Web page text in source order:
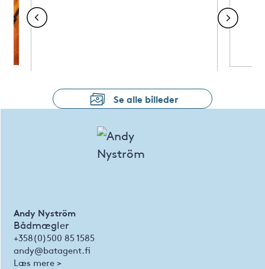
Se alle billeder
Andy Nyström
Bådmægler
+358(0)500 85 1585
andy@batagent.fi
Læs mere >